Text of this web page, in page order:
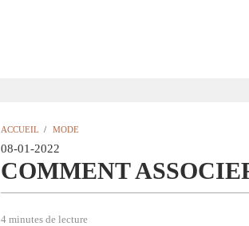
ACCUEIL / MODE
08-01-2022
COMMENT
4 minutes de lecture